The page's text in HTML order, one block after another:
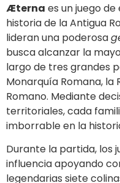
Æterna es un juego
historia de la Antigua
lideran una poderosa
busca alcanzar la
largo de tres grandes
Monarquía Romana, la
Romano. Mediante
territoriales, cada
imborrable en la
Durante la partida, los
influencia apoyando
legendarias siete